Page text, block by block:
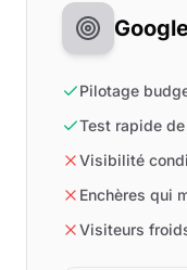
Pilotage
Test rapide
Visibilité
Enchères qui
Visiteurs